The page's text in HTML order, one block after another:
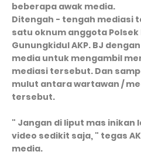
beberapa awak media.
Ditengah - tengah mediasi
satu oknum anggota Polsek
Gunungkidul AKP. BJ
media untuk mengambil
mediasi tersebut. Dan
mulut antara wartawan /
tersebut.
" Jangan di liput mas inikan
video sedikit saja, " tegas
media.